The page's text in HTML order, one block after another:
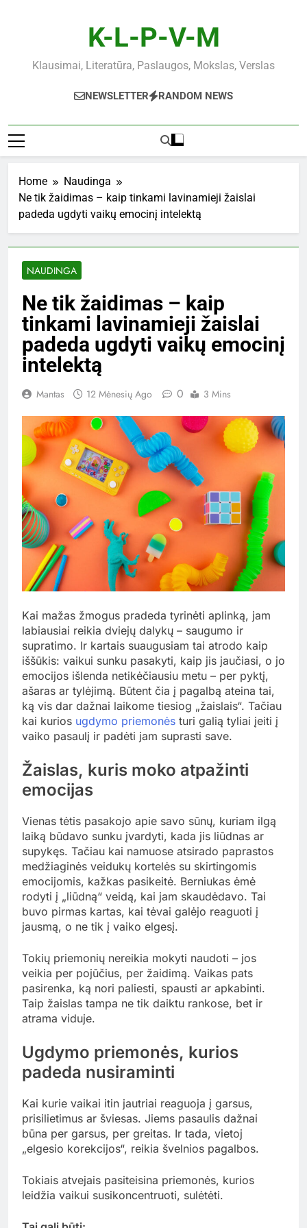
K-L-P-V-M
Klausimai, Literatūra, Paslaugos, Mokslas, Verslas
NEWSLETTER RANDOM NEWS
Home
Naudinga
Ne tik žaidimas – kaip tinkami lavinamieji žaislai
padeda ugdyti vaikų emocinį intelektą
NAUDINGA
Ne tik žaidimas – kaip
tinkami lavinamieji žaislai
padeda ugdyti vaikų emocinį
intelektą
Mantas 12 Mėnesių Ago 0 3 Mins
Kai mažas žmogus pradeda tyrinėti aplinką, jam
labiausiai reikia dviejų dalykų – saugumo ir
supratimo. Ir kartais suaugusiam tai atrodo kaip
iššūkis: vaikui sunku pasakyti, kaip jis jaučiasi, o jo
emocijos išlenda netikėčiausiu metu – per pyktį,
ašaras ar tylėjimą. Būtent čia į pagalbą ateina tai,
ką vis dar dažnai laikome tiesiog „žaislais“. Tačiau
kai kurios ugdymo priemonės turi galią tyliai įeiti į
vaiko pasaulį ir padėti jam suprasti save.
Žaislas, kuris moko atpažinti
emocijas
Vienas tėtis pasakojo apie savo sūnų, kuriam ilgą
laiką būdavo sunku įvardyti, kada jis liūdnas ar
supykęs. Tačiau kai namuose atsirado paprastos
medžiaginės veidukų kortelės su skirtingomis
emocijomis, kažkas pasikeitė. Berniukas ėmė
rodyti į „liūdną“ veidą, kai jam skaudėdavo. Tai
buvo pirmas kartas, kai tėvai galėjo reaguoti į
jausmą, o ne tik į vaiko elgesį.
Tokių priemonių nereikia mokyti naudoti – jos
veikia per pojūčius, per žaidimą. Vaikas pats
pasirenka, ką nori paliesti, spausti ar apkabinti.
Taip žaislas tampa ne tik daiktu rankose, bet ir
atrama viduje.
Ugdymo priemonės, kurios
padeda nusiraminti
Kai kurie vaikai itin jautriai reaguoja į garsus,
prisilietimus ar šviesas. Jiems pasaulis dažnai
būna per garsus, per greitas. Ir tada, vietoj
„elgesio korekcijos“, reikia švelnios pagalbos.
Tokiais atvejais pasiteisina priemonės, kurios
leidžia vaikui susikoncentruoti, sulėtėti.